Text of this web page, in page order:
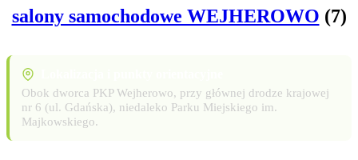
salony samochodowe WEJHEROWO (7)
Obok dworca PKP Wejherowo, przy głównej drodze krajowej
nr 6 (ul. Gdańska), niedaleko Parku Miejskiego im.
Majkowskiego.